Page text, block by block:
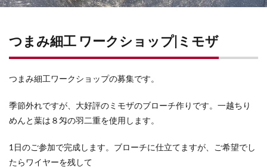
つまみ細工 ワークショップ|ミモザ
つまみ細工ワークショップの募集です。
季節外れですが、大好評のミモザのブローチ作りです。一越ちり
めんと葉は８匁の羽二重を使用します。
1日のご参加で完成します。ブローチに仕立てますが、ご希望でし
たらワイヤーを残して